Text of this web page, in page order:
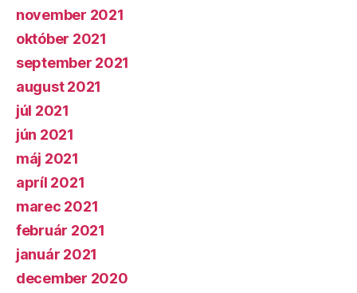
november 2021
október 2021
september 2021
august 2021
júl 2021
jún 2021
máj 2021
apríl 2021
marec 2021
február 2021
január 2021
december 2020